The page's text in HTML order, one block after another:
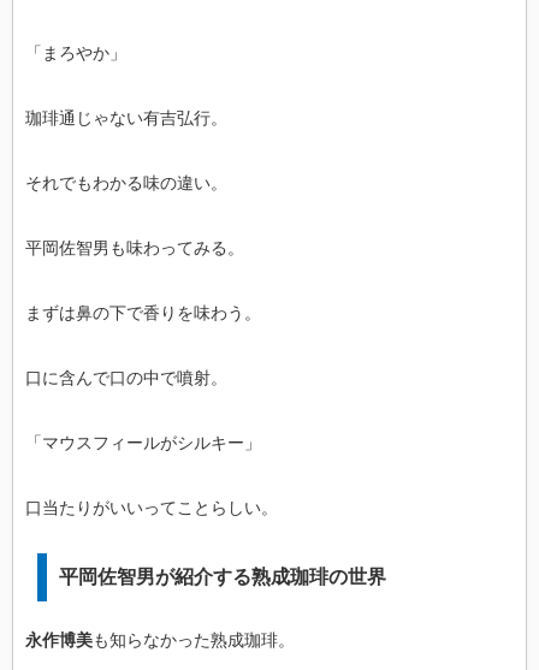
「まろやか」
珈琲通じゃない有吉弘行。
それでもわかる味の違い。
平岡佐智男も味わってみる。
まずは鼻の下で香りを味わう。
口に含んで口の中で噴射。
「マウスフィールがシルキー」
口当たりがいいってことらしい。
平岡佐智男が紹介する熟成珈琲の世界
永作博美も知らなかった熟成珈琲。